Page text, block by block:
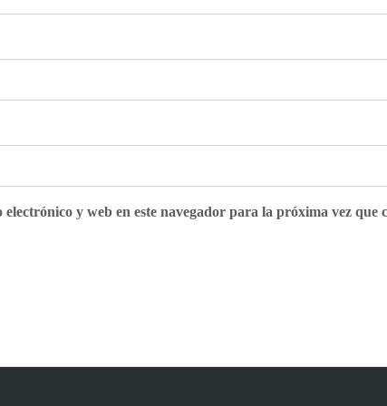
y web en este navegador para la próxima vez que